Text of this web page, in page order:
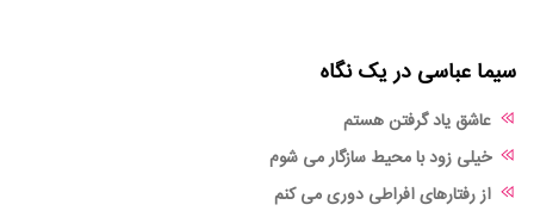
سیما عباسی در یک نگاه
عاشق یاد گرفتن هستم
خیلی زود با محیط سازگار می شوم
از رفتارهای افراطی دوری می کنم